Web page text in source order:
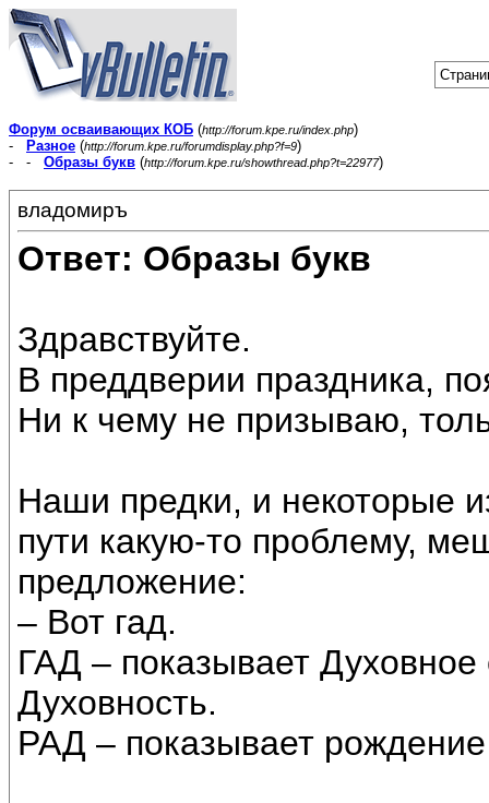
Форум осваивающих КОБ (http://forum.kpe.ru/index.php)
-
Разное (http://forum.kpe.ru/forumdisplay.php?f=9)
- - Образы букв (http://forum.kpe.ru/showthread.php?t=22977)
владомиръ
Ответ: Образы букв
Здравствуйте.
В преддверии праздника,
Ни к чему не призываю,
Наши предки, и некоторые
пути какую-то проблему,
предложение:
– Вот гад.
ГАД – показывает
Духовность.
РАД – показывает